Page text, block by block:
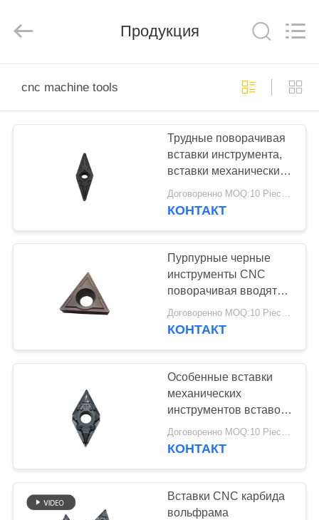
ПРОДУКТЫ
ПУТЕШЕСТВИЕ
ПРОВЕРКА
СВЯЖИТЕСЬ
НОВОСТИ
СПРОСИТЕ
ЦИТАТУ
Rights
Reserved.
ECER
Продукция
cnc machine tools
Трудные поворачивая
вставки инструмента,
вставки механических
инструментов Кнк
токарного станка
Договоренно MOQ:10 Piece / Pieces
КОНТАКТ
Пурпурные черные
инструменты CNC
поворачивая вводят
PVD покрывая
TCMT110202-24
Договоренно MOQ:10 Piece / Pieces
КОНТАКТ
Особенные вставки
механических
инструментов вставок
карбида вольфрама
формы/Кнк
Договоренно MOQ:10 Piece / Pieces
КОНТАКТ
Вставки CNC карбида
вольфрама